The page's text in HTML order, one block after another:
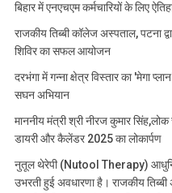
बिहार में एनएचएम कर्मचारियों के लिए
राजकीय तिब्बी कॉलेज अस्पताल, पटना
शिविर का सफल आयोजन
दरभंगा में गन्ना क्षेत्र विस्तार का 'मेगा
सघन अभियान
माननीय मंत्री श्री नीरज कुमार सिंह,लोक
डायरी और कैलेंडर 2025 का लोकार्पण
नुतूल थेरेपी (Nutool Therapy)
उभरती हुई अवधारणा है। राजकीय